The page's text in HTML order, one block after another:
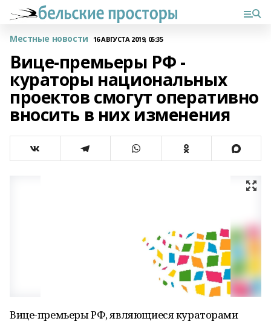
Местные новости 16 АВГУСТА 2019, 05:35
Вице-премьеры РФ -
кураторы национальных
проектов смогут оперативно
вносить в них изменения
Вице-премьеры РФ, являющиеся кураторами